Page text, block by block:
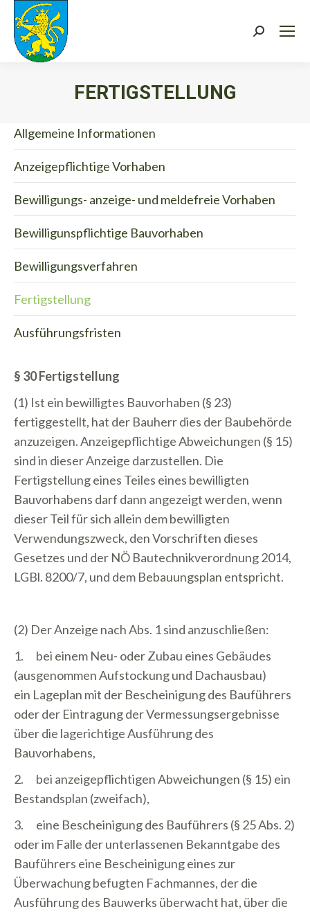
Search:
FERTIGSTELLUNG
Allgemeine Informationen
Anzeigepflichtige Vorhaben
Bewilligungs- anzeige- und meldefreie Vorhaben
Bewilligunspflichtige Bauvorhaben
Bewilligungsverfahren
Fertigstellung
Ausführungsfristen
§ 30 Fertigstellung
(1) Ist ein bewilligtes Bauvorhaben (§ 23)
fertiggestellt, hat der Bauherr dies der Baubehörde
anzuzeigen. Anzeigepflichtige Abweichungen (§ 15)
sind in dieser Anzeige darzustellen. Die
Fertigstellung eines Teiles eines bewilligten
Bauvorhabens darf dann angezeigt werden, wenn
dieser Teil für sich allein dem bewilligten
Verwendungszweck, den Vorschriften dieses
Gesetzes und der NÖ Bautechnikverordnung 2014,
LGBl. 8200/7, und dem Bebauungsplan entspricht.
(2) Der Anzeige nach Abs. 1 sind anzuschließen:
1. bei einem Neu- oder Zubau eines Gebäudes
(ausgenommen Aufstockung und Dachausbau)
ein Lageplan mit der Bescheinigung des Bauführers
oder der Eintragung der Vermessungsergebnisse
über die lagerichtige Ausführung des
Bauvorhabens,
2. bei anzeigepflichtigen Abweichungen (§ 15) ein
Bestandsplan (zweifach),
3. eine Bescheinigung des Bauführers (§ 25 Abs. 2)
oder im Falle der unterlassenen Bekanntgabe des
Bauführers eine Bescheinigung eines zur
Überwachung befugten Fachmannes, der die
Ausführung des Bauwerks überwacht hat, über die